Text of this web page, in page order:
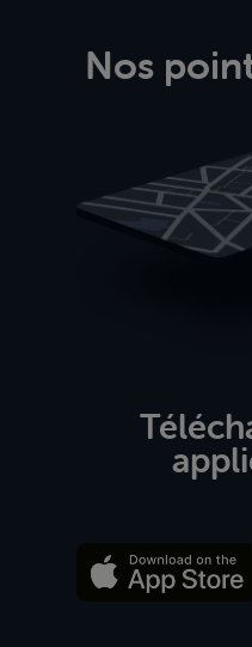
Nos